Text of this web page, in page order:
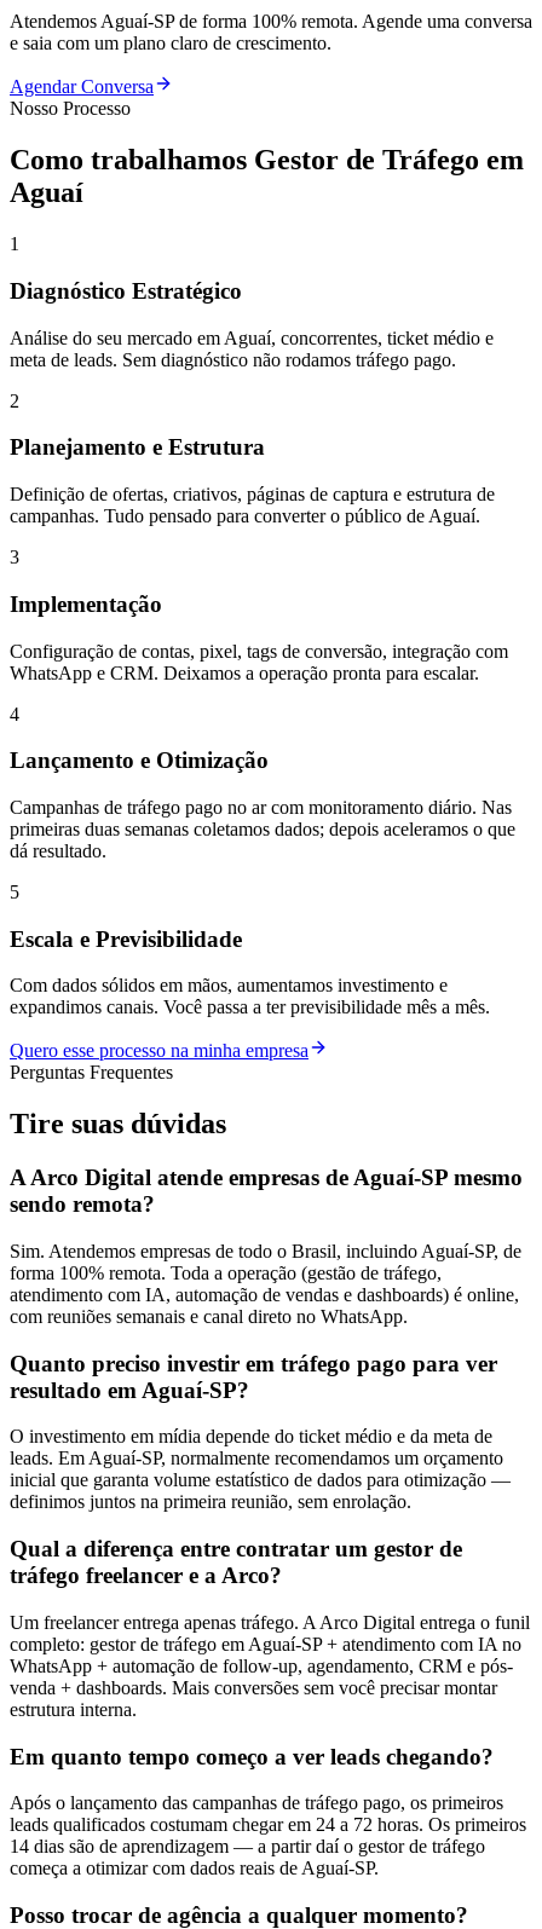
Atendemos Aguaí-SPde forma 100% remota. Agende uma conversa
e saia com um plano claro de crescimento.
Agendar Conversa
Nosso Processo
Como trabalhamos Gestor de Tráfego em
Aguaí
1
Diagnóstico Estratégico
Análise do seu mercado em Aguaí, concorrentes, ticket médio e
meta de leads. Sem diagnóstico não rodamos tráfego pago.
2
Planejamento e Estrutura
Definição de ofertas, criativos, páginas de captura e estrutura de
campanhas. Tudo pensado para converter o público de Aguaí.
3
Implementação
Configuração de contas, pixel, tags de conversão, integração com
WhatsApp e CRM. Deixamos a operação pronta para escalar.
4
Lançamento e Otimização
Campanhas de tráfego pago no ar com monitoramento diário. Nas
primeiras duas semanas coletamos dados; depois aceleramos o que
dá resultado.
5
Escala e Previsibilidade
Com dados sólidos em mãos, aumentamos investimento e
expandimos canais. Você passa a ter previsibilidade mês a mês.
Quero esse processo na minha empresa
Perguntas Frequentes
Tire suas dúvidas
A Arco Digital atende empresas de Aguaí-SP mesmo
sendo remota?
Sim. Atendemos empresas de todo o Brasil, incluindo Aguaí-SP, de
forma 100% remota. Toda a operação (gestão de tráfego,
atendimento com IA, automação de vendas e dashboards) é online,
com reuniões semanais e canal direto no WhatsApp.
Quanto preciso investir em tráfego pago para ver
resultado em Aguaí-SP?
O investimento em mídia depende do ticket médio e da meta de
leads. Em Aguaí-SP, normalmente recomendamos um orçamento
inicial que garanta volume estatístico de dados para otimização —
definimos juntos na primeira reunião, sem enrolação.
Qual a diferença entre contratar um gestor de
tráfego freelancer e a Arco?
Um freelancer entrega apenas tráfego. A Arco Digital entrega o funil
completo: gestor de tráfego em Aguaí-SP + atendimento com IA no
WhatsApp + automação de follow-up, agendamento, CRM e pós-
venda + dashboards. Mais conversões sem você precisar montar
estrutura interna.
Em quanto tempo começo a ver leads chegando?
Após o lançamento das campanhas de tráfego pago, os primeiros
leads qualificados costumam chegar em 24 a 72 horas. Os primeiros
14 dias são de aprendizagem — a partir daí o gestor de tráfego
começa a otimizar com dados reais de Aguaí-SP.
Posso trocar de agência a qualquer momento?